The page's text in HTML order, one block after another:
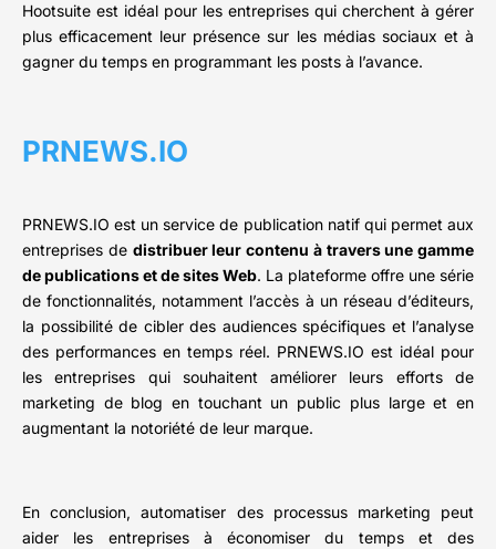
Hootsuite est idéal pour les entreprises qui cherchent à gérer
plus efficacement leur présence sur les médias sociaux et à
gagner du temps en programmant les posts à l’avance.
PRNEWS.IO
PRNEWS.IO est un service de publication natif qui permet aux
entreprises de distribuer leur contenu à travers une gamme
de publications et de sites Web. La plateforme offre une série
de fonctionnalités, notamment l’accès à un réseau d’éditeurs,
la possibilité de cibler des audiences spécifiques et l’analyse
des performances en temps réel. PRNEWS.IO est idéal pour
les entreprises qui souhaitent améliorer leurs efforts de
marketing de blog en touchant un public plus large et en
augmentant la notoriété de leur marque.
En conclusion, automatiser des processus marketing peut
aider les entreprises à économiser du temps et des